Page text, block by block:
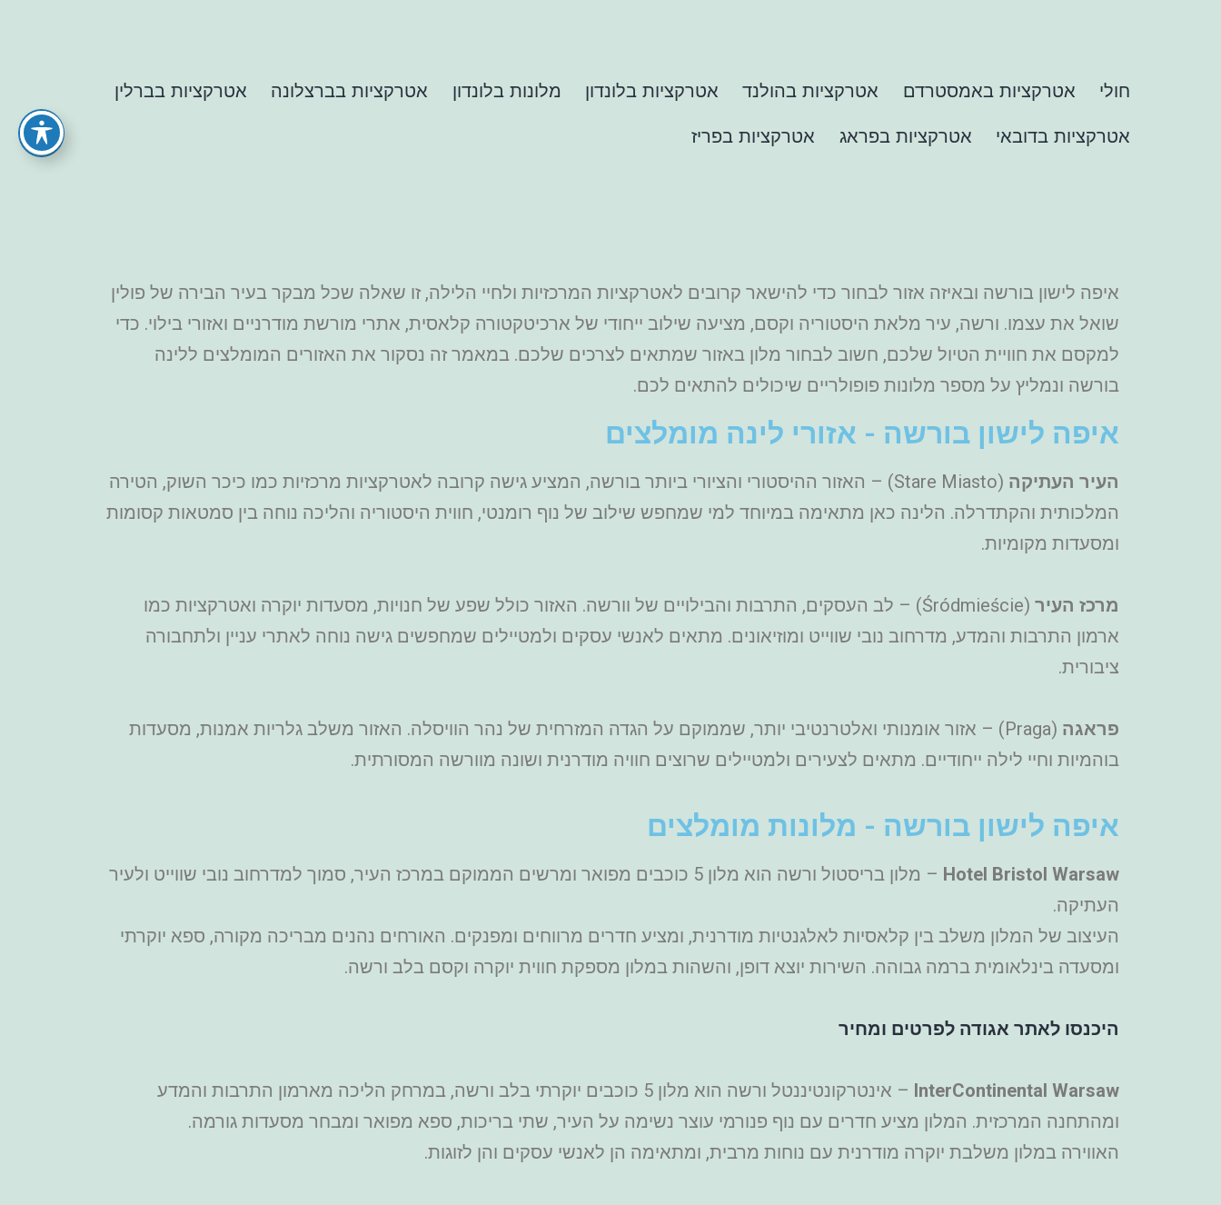
חולי אטרקציות באמסטרדם אטרקציות בהולנד אטרקציות בלונדון מלונות בלונדון אטרקציות בברצלונה אטרקציות בברלין
אטרקציות בדובאי אטרקציות בפראג אטרקציות בפריז
איפה לישון בורשה ובאיזה אזור לבחור כדי להישאר קרובים לאטרקציות המרכזיות ולחיי הלילה, זו שאלה שכל מבקר בעיר הבירה של פולין
שואל את עצמו. ורשה, עיר מלאת היסטוריה וקסם, מציעה שילוב ייחודי של ארכיטקטורה קלאסית, אתרי מורשת מודרניים ואזורי בילוי. כדי
למקסם את חוויית הטיול שלכם, חשוב לבחור מלון באזור שמתאים לצרכים שלכם. במאמר זה נסקור את האזורים המומלצים ללינה
בורשה ונמליץ על מספר מלונות פופולריים שיכולים להתאים לכם.
איפה לישון בורשה - אזורי לינה מומלצים
העיר העתיקה
(Stare Miasto) – האזור ההיסטורי והציורי ביותר בורשה, המציע גישה קרובה לאטרקציות מרכזיות כמו כיכר השוק, הטירה
המלכותית והקתדרלה. הלינה כאן מתאימה במיוחד למי שמחפש שילוב של נוף רומנטי, חווית היסטוריה והליכה נוחה בין סמטאות קסומות
ומסעדות מקומיות.
מרכז העיר
(Śródmieście) – לב העסקים, התרבות והבילויים של וורשה. האזור כולל שפע של חנויות, מסעדות יוקרה ואטרקציות כמו
ארמון התרבות והמדע, מדרחוב נובי שווייט ומוזיאונים. מתאים לאנשי עסקים ולמטיילים שמחפשים גישה נוחה לאתרי עניין ולתחבורה
ציבורית.
פראגה
(Praga) – אזור אומנותי ואלטרנטיבי יותר, שממוקם על הגדה המזרחית של נהר הוויסלה. האזור משלב גלריות אמנות, מסעדות
בוהמיות וחיי לילה ייחודיים. מתאים לצעירים ולמטיילים שרוצים חוויה מודרנית ושונה מוורשה המסורתית.
איפה לישון בורשה - מלונות מומלצים
Hotel Bristol Warsaw
– מלון בריסטול ורשה הוא מלון 5 כוכבים מפואר ומרשים הממוקם במרכז העיר, סמוך למדרחוב נובי שווייט ולעיר
העתיקה.
העיצוב של המלון משלב בין קלאסיות לאלגנטיות מודרנית, ומציע חדרים מרווחים ומפנקים. האורחים נהנים מבריכה מקורה, ספא יוקרתי
ומסעדה בינלאומית ברמה גבוהה. השירות יוצא דופן, והשהות במלון מספקת חווית יוקרה וקסם בלב ורשה.
היכנסו לאתר אגודה לפרטים ומחיר
InterContinental Warsaw
– אינטרקונטיננטל ורשה הוא מלון 5 כוכבים יוקרתי בלב ורשה, במרחק הליכה מארמון התרבות והמדע
ומהתחנה המרכזית. המלון מציע חדרים עם נוף פנורמי עוצר נשימה על העיר, שתי בריכות, ספא מפואר ומבחר מסעדות גורמה.
האווירה במלון משלבת יוקרה מודרנית עם נוחות מרבית, ומתאימה הן לאנשי עסקים והן לזוגות.